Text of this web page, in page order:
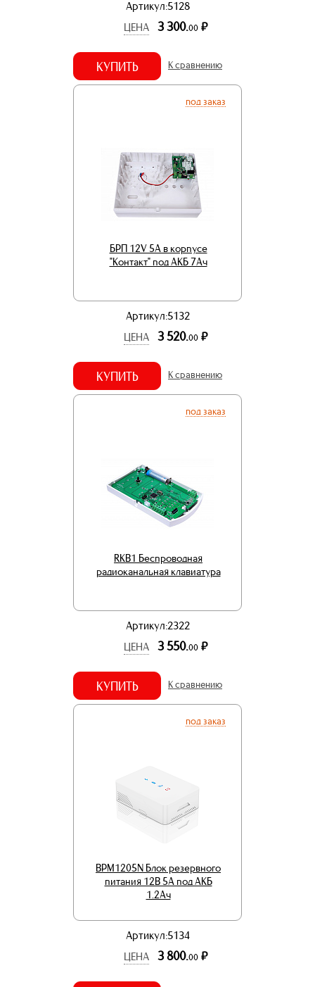
Артикул:5128
ЦЕНА
3 300.00 р.
КУПИТЬ К сравнению
под заказ
БРП 12V 5А в корпусе
"Контакт" под АКБ 7Aч
Артикул:5132
ЦЕНА
3 520.00 р.
КУПИТЬ К сравнению
под заказ
RKB1 Беспроводная
радиоканальная клавиатура
Артикул:2322
ЦЕНА
3 550.00 р.
КУПИТЬ К сравнению
под заказ
BPM1205N Блок резервного
питания 12В 5А под АКБ
1.2Ач
Артикул:5134
ЦЕНА
3 800.00 р.